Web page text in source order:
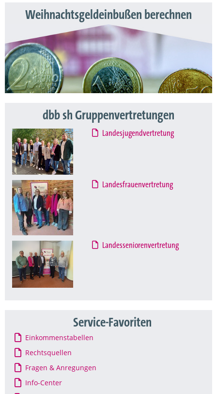
Weihnachtsgeldeinbußen berechnen
dbb sh Gruppenvertretungen
Landesjugendvertretung
Landesfrauenvertretung
Landesseniorenvertretung
Service-Favoriten
Einkommenstabellen
Rechtsquellen
Fragen & Anregungen
Info-Center